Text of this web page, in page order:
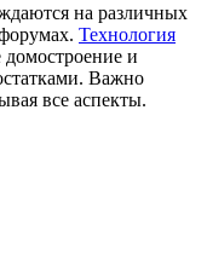
на различных
Технология
домостроение и
Важно
все аспекты.